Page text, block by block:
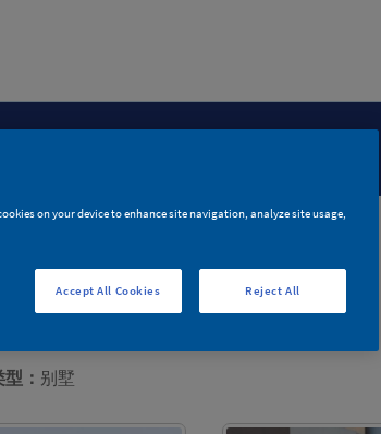
案例
： 别墅
on your device to enhance site navigation, analyze site usage,
Reject All
Accept All Cookies